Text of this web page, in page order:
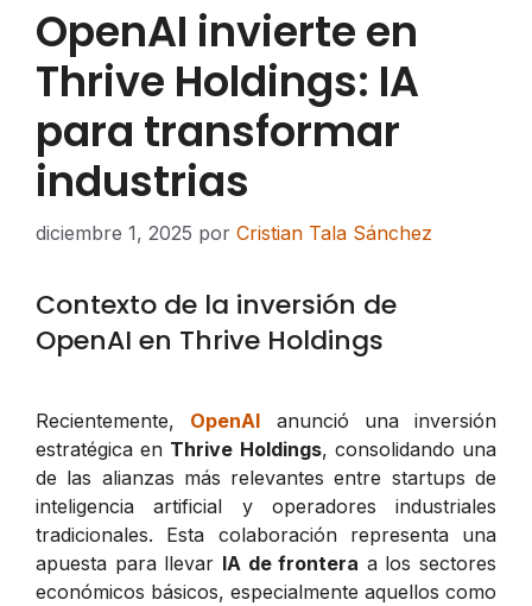
OpenAI invierte en
Thrive Holdings: IA
para transformar
industrias
diciembre 1, 2025 por Cristian Tala Sánchez
Contexto de la inversión de
OpenAI en Thrive Holdings
Recientemente, OpenAI anunció una inversión
estratégica en Thrive Holdings, consolidando una
de las alianzas más relevantes entre startups de
inteligencia artificial y operadores industriales
tradicionales. Esta colaboración representa una
apuesta para llevar IA de frontera a los sectores
económicos básicos, especialmente aquellos como